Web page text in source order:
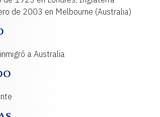
de 2003 en Melbourne (Australia)
a Australia